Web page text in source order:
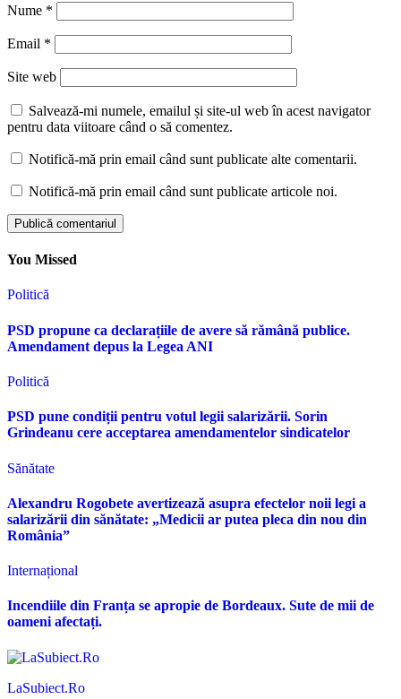
Nume *
Email *
Site web
Salvează-mi numele, emailul și site-ul web în acest navigator
pentru data viitoare când o să comentez.
Notifică-mă prin email când sunt publicate alte comentarii.
Notifică-mă prin email când sunt publicate articole noi.
You Missed
Politică
PSD propune ca declarațiile de avere să rămână publice.
Amendament depus la Legea ANI
Politică
PSD pune condiții pentru votul legii salarizării. Sorin
Grindeanu cere acceptarea amendamentelor sindicatelor
Sănătate
Alexandru Rogobete avertizează asupra efectelor noii legi a
salarizării din sănătate: „Medicii ar putea pleca din nou din
România”
Internațional
Incendiile din Franța se apropie de Bordeaux. Sute de mii de
oameni afectați.
LaSubiect.Ro